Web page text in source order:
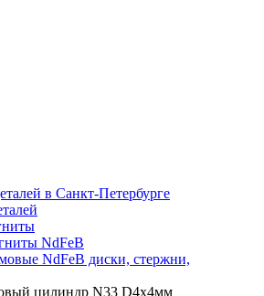
в Санкт-Петербурге
NdFeB
NdFeB диски, стержни,
цилиндр N33 D4x4мм